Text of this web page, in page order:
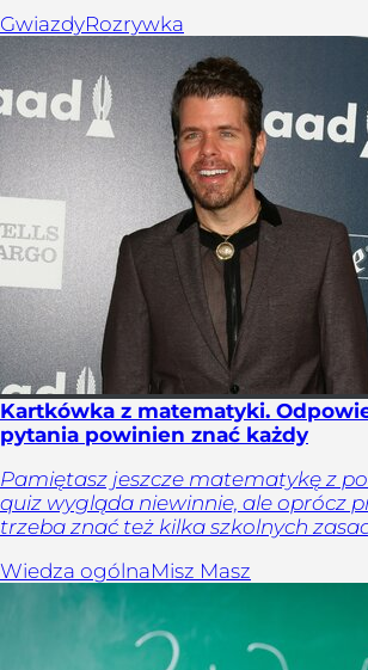
GwiazdyRozrywka
Kartkówka z matematyki.
pytania powinien znać każdy
Pamiętasz jeszcze matematykę z
quiz wygląda niewinnie, ale oprócz
trzeba znać też kilka szkolnych
Wiedza ogólnaMisz Masz